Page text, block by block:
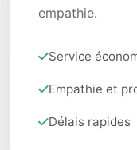
empathie.
Service
Empathie et
Délais rapides